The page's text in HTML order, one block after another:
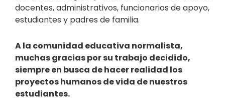
docentes, administrativos, funcionarios de apoyo,
estudiantes y padres de familia.
A la comunidad educativa normalista,
muchas gracias por su trabajo decidido,
siempre en busca de hacer realidad los
proyectos humanos de vida de nuestros
estudiantes.